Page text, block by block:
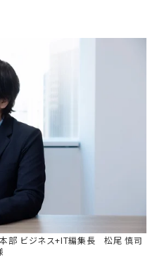
部 ビジネス+IT編集長 松尾 慎司